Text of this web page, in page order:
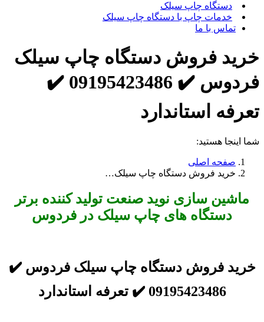
دستگاه چاپ سیلک
خدمات چاپ با دستگاه چاپ سیلک
تماس با ما
خرید فروش دستگاه چاپ سیلک
فردوس ✔️ 09195423486 ✔️
تعرفه استاندارد
شما اینجا هستید:
صفحه اصلی
خرید فروش دستگاه چاپ سیلک…
ماشین سازی نوید صنعت تولید کننده برتر
دستگاه های چاپ سیلک در فردوس
خرید فروش دستگاه چاپ سیلک فردوس ✔️
09195423486 ✔️ تعرفه استاندارد